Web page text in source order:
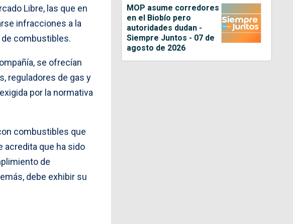
Libre, las que en
infracciones a la
combustibles.
se ofrecían
reguladores de gas y
por la normativa
combustibles que
acredita que ha sido
de
debe exhibir su
MOP asume corredores
en el Biobío pero
autoridades dudan -
Siempre Juntos - 07 de
agosto de 2026